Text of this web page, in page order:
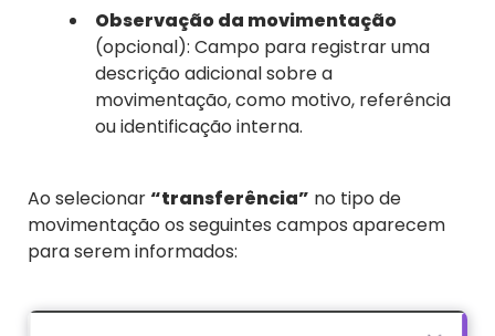
Observação da movimentação
(opcional): Campo para registrar uma
descrição adicional sobre a
movimentação, como motivo, referência
ou identificação interna.
Ao selecionar “transferência” no tipo de
movimentação os seguintes campos aparecem
para serem informados: